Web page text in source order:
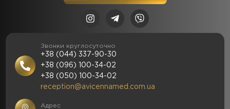
Звонки круглосуточно
+38 (044) 337-90-30
+38 (096) 100-34-02
+38 (050) 100-34-02
reception@avicennamed.com.ua
Адрес